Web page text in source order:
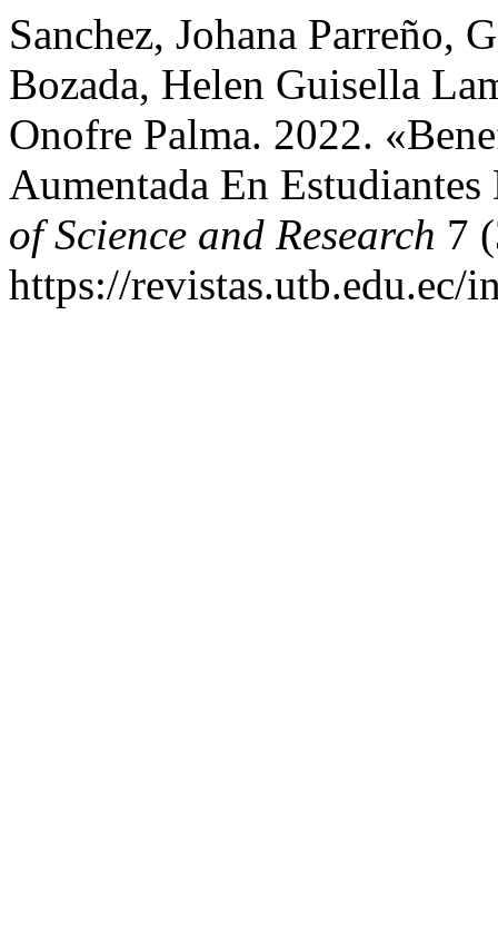
Sanchez, Johana Parreño,
Bozada, Helen Guisella
Onofre Palma. 2022.
Aumentada En
of Science and Research 7
https://revistas.utb.edu.ec/